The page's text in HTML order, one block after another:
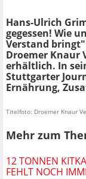
Hans-Ulrich
gegessen! Wie
Verstand
Droemer Knaur
erhältlich. In
Stuttgarter
Ernährung,
Titelfoto: Droemer Knaur
Mehr zum
12 TONNEN
FEHLT NOCH